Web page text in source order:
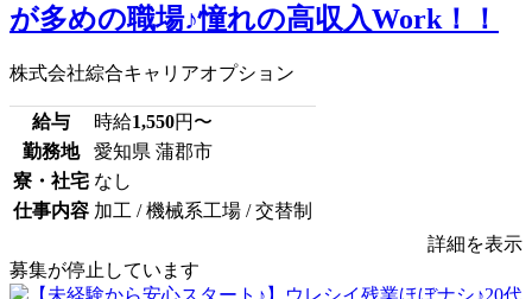
が多めの職場♪憧れの高収入Work！！
株式会社綜合キャリアオプション
給与 時給1,550円〜
勤務地
愛知県 蒲郡市
寮・社宅 なし
仕事内容 加工 / 機械系工場 / 交替制
詳細を表示
募集が停止しています